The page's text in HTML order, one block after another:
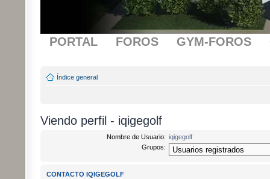
PORTAL FOROS GYM-FOROS
Índice general
Viendo perfil - iqigegolf
Nombre de Usuario: iqigegolf
Grupos:
CONTACTO IQIGEGOLF